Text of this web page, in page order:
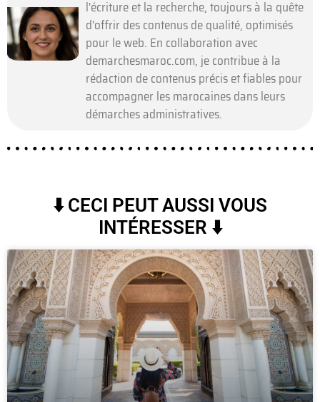
l'écriture et la recherche, toujours à la quête
d'offrir des contenus de qualité, optimisés
pour le web. En collaboration avec
demarchesmaroc.com, je contribue à la
rédaction de contenus précis et fiables pour
accompagner les marocaines dans leurs
démarches administratives.
⬇️ CECI PEUT AUSSI VOUS
INTÉRESSER ⬇️